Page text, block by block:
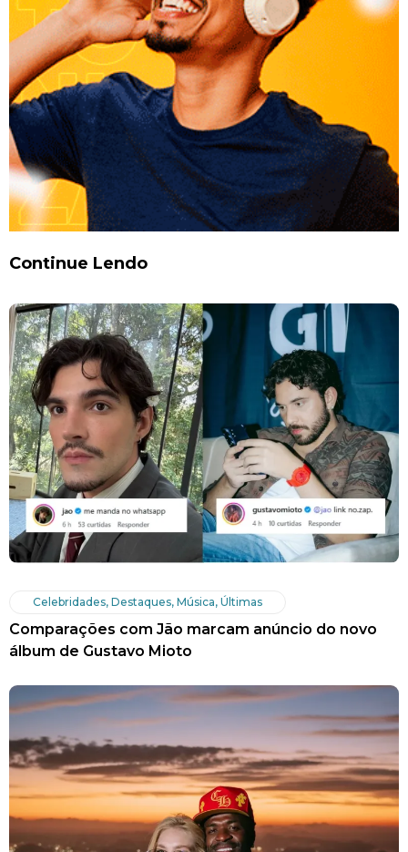
Continue Lendo
Celebridades, Destaques, Música, Últimas
Comparações com Jão marcam anúncio do novo
álbum de Gustavo Mioto